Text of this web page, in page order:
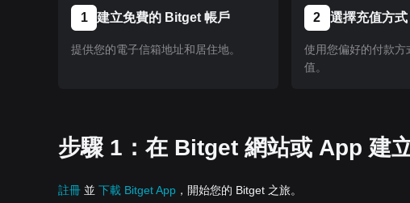
1 建立免費的 Bitget 帳戶
提供您的電子信箱地址和居住地。
2 選擇充值方式
使用您偏好的付款
值。
步驟 1：在 Bitget 網站或 App 建
註冊 並 下載 Bitget App ，開始您的 Bitget 之旅。